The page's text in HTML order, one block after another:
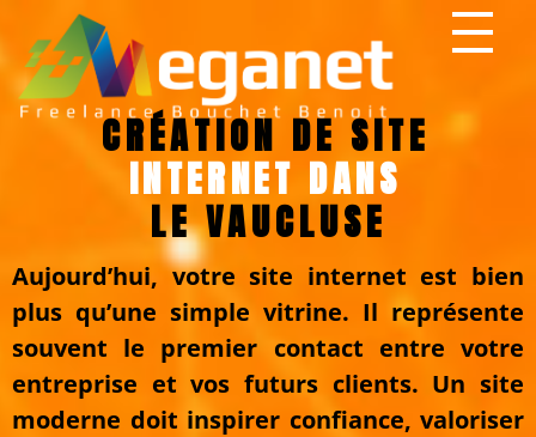
CRÉATION DE SITE
INTERNET DANS
LE VAUCLUSE
Aujourd’hui, votre site internet est bien
plus qu’une simple vitrine. Il représente
souvent le premier contact entre votre
entreprise et vos futurs clients. Un site
moderne doit inspirer confiance, valoriser